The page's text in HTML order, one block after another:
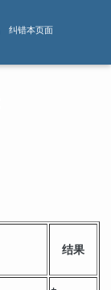
纠错本页面
结果